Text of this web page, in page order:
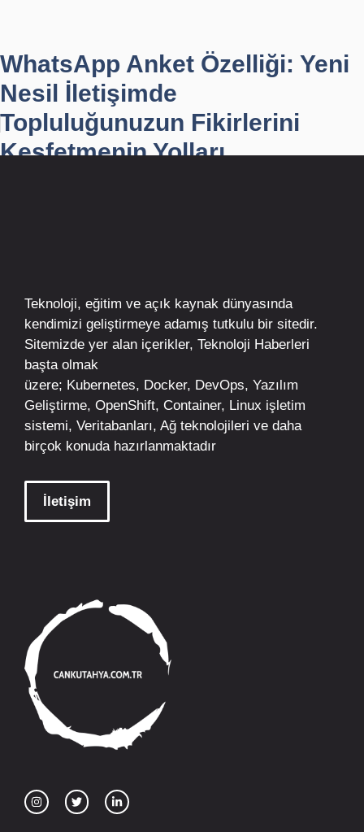
WhatsApp Anket Özelliği: Yeni
Nesil İletişimde
Topluluğunuzun Fikirlerini
Keşfetmenin Yolları
Teknoloji, eğitim ve açık kaynak dünyasında
kendimizi geliştirmeye adamış tutkulu bir sitedir.
Sitemizde yer alan içerikler, Teknoloji Haberleri
başta olmak
üzere; Kubernetes, Docker, DevOps, Yazılım
Geliştirme, OpenShift, Container, Linux işletim
sistemi, Veritabanları, Ağ teknolojileri ve daha
birçok konuda hazırlanmaktadır
İletişim